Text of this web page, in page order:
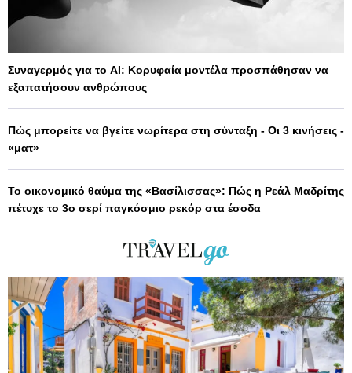
Συναγερμός για το AI: Κορυφαία μοντέλα προσπάθησαν να
εξαπατήσουν ανθρώπους
Πώς μπορείτε να βγείτε νωρίτερα στη σύνταξη - Οι 3 κινήσεις -
«ματ»
Το οικονομικό θαύμα της «Βασίλισσας»: Πώς η Ρεάλ Μαδρίτης
πέτυχε το 3ο σερί παγκόσμιο ρεκόρ στα έσοδα